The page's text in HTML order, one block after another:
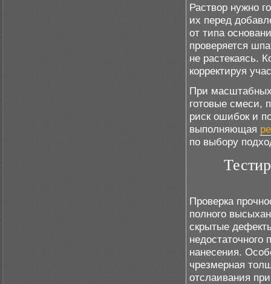
Раствор нужно
их перед
от типа
проверяется
не растекаясь.
корректируя
При масштабных
готовые смеси,
риск ошибок и
выполняющая
по выбору
Проверка
полного
скрытые
нанесения.
чрезмерная
отслаивания